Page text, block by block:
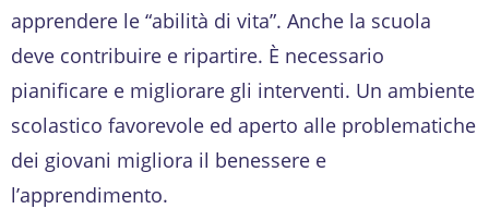
apprendere le “abilità di vita”. Anche la scuola
deve contribuire e ripartire. È necessario
pianificare e migliorare gli interventi. Un ambiente
scolastico favorevole ed aperto alle problematiche
dei giovani migliora il benessere e
l’apprendimento.